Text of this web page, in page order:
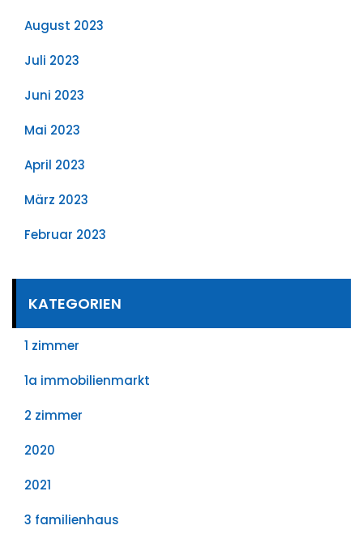
August 2023
Juli 2023
Juni 2023
Mai 2023
April 2023
März 2023
Februar 2023
KATEGORIEN
1 zimmer
1a immobilienmarkt
2 zimmer
2020
2021
3 familienhaus